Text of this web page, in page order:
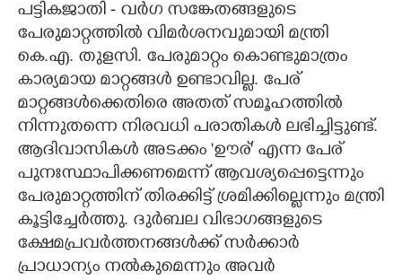
പട്ടികജാതി - വർഗ സങ്കേതങ്ങളുടെ
പേരുമാറ്റത്തിൽ വിമർശനവുമായി മന്ത്രി
കെ.എ. തുളസി. പേരുമാറ്റം കൊണ്ടുമാത്രം
കാര്യമായ മാറ്റങ്ങൾ ഉണ്ടാവില്ല. പേര്
മാറ്റങ്ങൾക്കെതിരെ അതത് സമൂഹത്തിൽ
നിന്നുതന്നെ നിരവധി പരാതികൾ ലഭിച്ചിട്ടുണ്ട്.
ആദിവാസികൾ അടക്കം 'ഊര്' എന്ന പേര്
പുനഃസ്ഥാപിക്കണമെന്ന് ആവശ്യപ്പെട്ടെന്നും
പേരുമാറ്റത്തിന് തിരക്കിട്ട് ശ്രമിക്കില്ലെന്നും മന്ത്രി
കൂട്ടിച്ചേർത്തു. ദുർബല വിഭാഗങ്ങളുടെ
ക്ഷേമപ്രവർത്തനങ്ങൾക്ക് സർക്കാർ
പ്രാധാന്യം നൽകുമെന്നും അവർ